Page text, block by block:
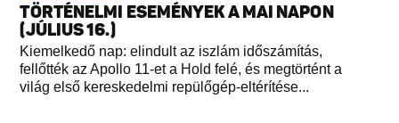
TÖRTÉNELMI ESEMÉNYEK A MAI NAPON
(JÚLIUS 16.)
Kiemelkedő nap: elindult az iszlám időszámítás,
fellőtték az Apollo 11-et a Hold felé, és megtörtént a
világ első kereskedelmi repülőgép-eltérítése...